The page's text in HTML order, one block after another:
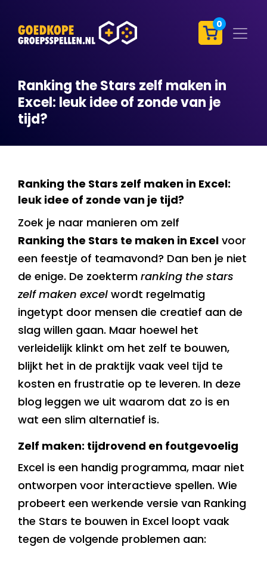
0
Ranking the Stars zelf maken in
Excel: leuk idee of zonde van je
tijd?
Ranking the Stars zelf maken in Excel:
leuk idee of zonde van je tijd?
Zoek je naar manieren om zelf
Ranking the Stars te maken in Excel voor
een feestje of teamavond? Dan ben je niet
de enige. De zoekterm ranking the stars
zelf maken excel wordt regelmatig
ingetypt door mensen die creatief aan de
slag willen gaan. Maar hoewel het
verleidelijk klinkt om het zelf te bouwen,
blijkt het in de praktijk vaak veel tijd te
kosten en frustratie op te leveren. In deze
blog leggen we uit waarom dat zo is en
wat een slim alternatief is.
Zelf maken: tijdrovend en foutgevoelig
Excel is een handig programma, maar niet
ontworpen voor interactieve spellen. Wie
probeert een werkende versie van Ranking
the Stars te bouwen in Excel loopt vaak
tegen de volgende problemen aan: